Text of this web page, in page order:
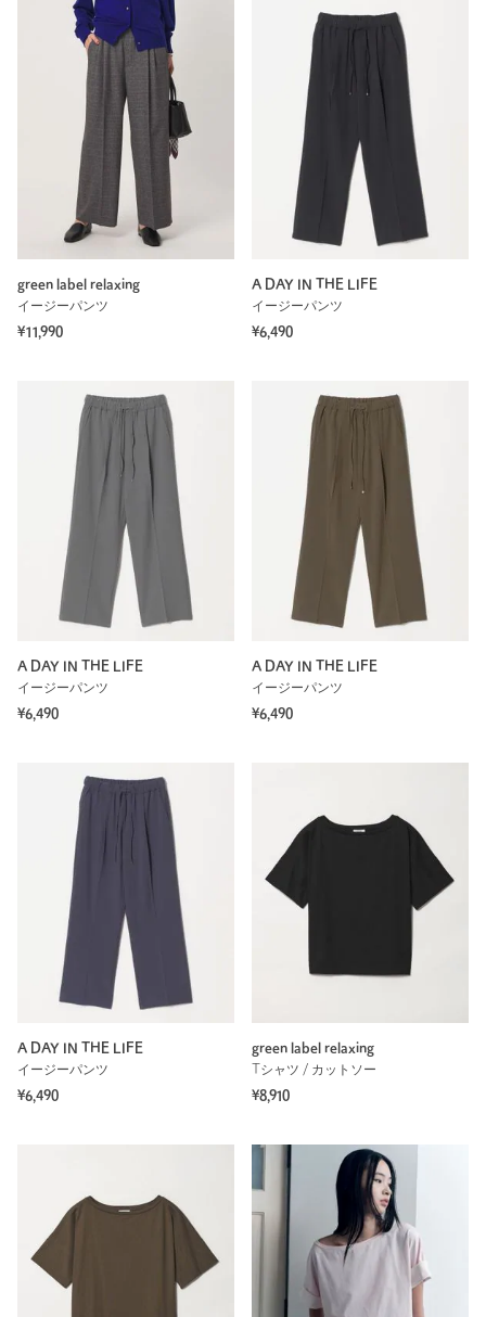
green label relaxing
イージーパンツ
¥11,990
A DAY IN THE LIFE
イージーパンツ
¥6,490
A DAY IN THE LIFE
イージーパンツ
¥6,490
A DAY IN THE LIFE
イージーパンツ
¥6,490
A DAY IN THE LIFE
イージーパンツ
¥6,490
green label relaxing
Tシャツ / カットソー
¥8,910